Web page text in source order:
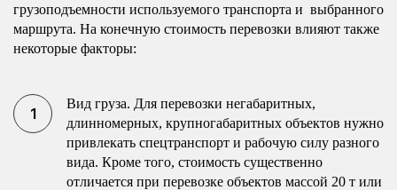
грузоподъемности используемого транспорта и выбранного
маршрута. На конечную стоимость перевозки влияют также
некоторые факторы:
Вид груза. Для перевозки негабаритных,
длинномерных, крупногабаритных объектов нужно
привлекать спецтранспорт и рабочую силу разного
вида. Кроме того, стоимость существенно
отличается при перевозке объектов массой 20 т или